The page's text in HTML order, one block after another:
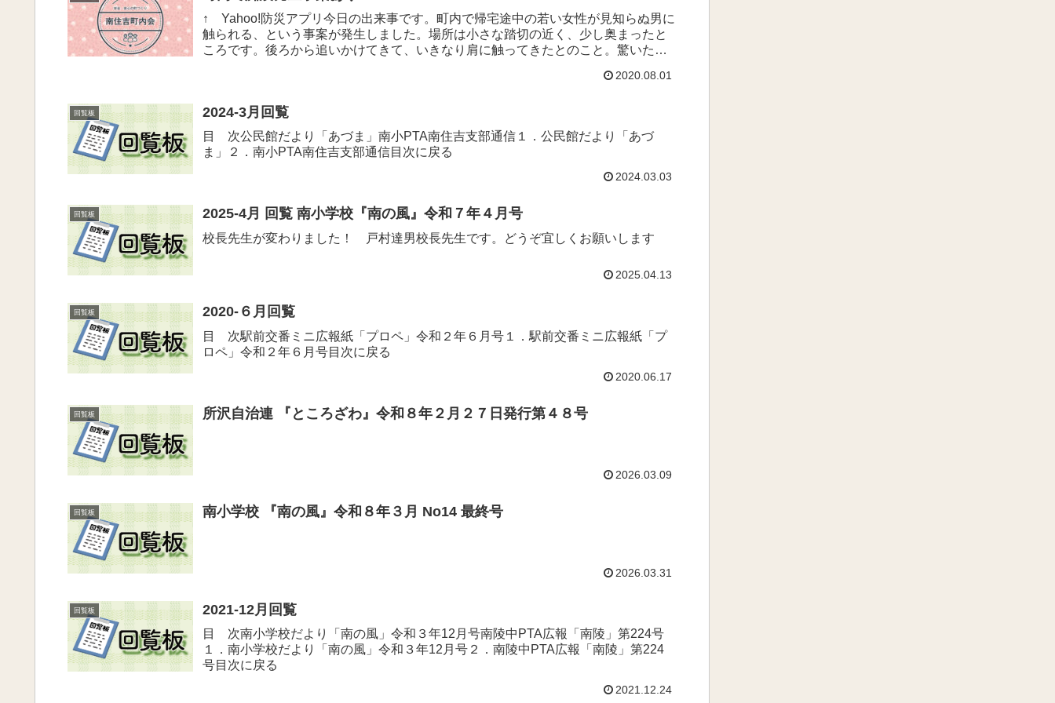
↑ Yahoo!防災アプリ今日の出来事です。町内で帰宅途中の若い女性が見知らぬ男に
触られる、という事案が発生しました。場所は小さな踏切の近く、少し奥まったと
ころです。後ろから追いかけてきて、いきなり肩に触ってきたとのこと。驚いた女
2020.08.01
回覧板 2024-3月回覧
目 次公民館だより「あづま」南小PTA南住吉支部通信１．公民館だより「あづ
ま」２．南小PTA南住吉支部通信目次に戻る
2024.03.03
回覧板 2025-4月 回覧 南小学校『南の風』令和７年４月号
校長先生が変わりました！ 戸村達男校長先生です。どうぞ宜しくお願いします
2025.04.13
回覧板 2020-６月回覧
目 次駅前交番ミニ広報紙「プロペ」令和２年６月号１．駅前交番ミニ広報紙「プ
ロペ」令和２年６月号目次に戻る
2020.06.17
回覧板 所沢自治連 『ところざわ』令和８年２月２７日発行第４８号
2026.03.09
回覧板 南小学校 『南の風』令和８年３月 No14 最終号
2026.03.31
回覧板 2021-12月回覧
目 次南小学校だより「南の風」令和３年12月号南陵中PTA広報「南陵」第224号
１．南小学校だより「南の風」令和３年12月号２．南陵中PTA広報「南陵」第224
号目次に戻る
2021.12.24